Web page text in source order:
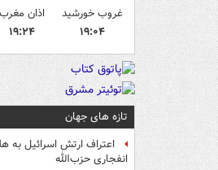
غروب خورشید
۱۹:۰۴
اذان مغرب
۱۹:۲۴
تازه های جهان
انفجاری حزب‌الله